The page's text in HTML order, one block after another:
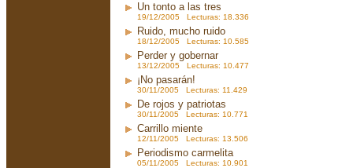
Un tonto a las tres
19/12/2005 Lecturas: 18.336
Ruido, mucho ruido
18/12/2005 Lecturas: 10.585
Perder y gobernar
13/12/2005 Lecturas: 10.477
¡No pasarán!
30/11/2005 Lecturas: 11.429
De rojos y patriotas
30/11/2005 Lecturas: 10.771
Carrillo miente
12/11/2005 Lecturas: 13.506
Periodismo carmelita
05/11/2005 Lecturas: 10.901